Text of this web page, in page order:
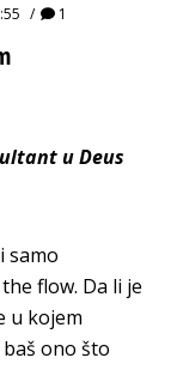
1
uDeus
samo
flow. Da li je
u kojem
bašono što